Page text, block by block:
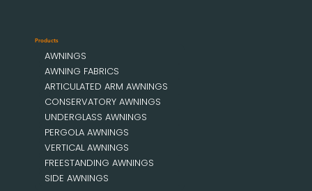
Products
AWNINGS
AWNING FABRICS
ARTICULATED ARM AWNINGS
CONSERVATORY AWNINGS
UNDERGLASS AWNINGS
PERGOLA AWNINGS
VERTICAL AWNINGS
FREESTANDING AWNINGS
SIDE AWNINGS